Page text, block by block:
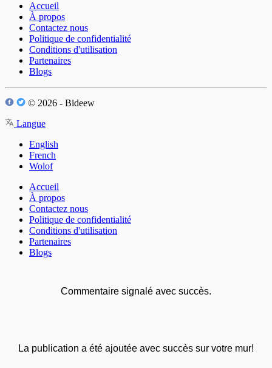
Accueil
À propos
Contactez nous
Politique de confidentialité
Conditions d'utilisation
Partenaires
Blogs
© 2026 - Bideew
Langue
English
French
Wolof
Accueil
À propos
Contactez nous
Politique de confidentialité
Conditions d'utilisation
Partenaires
Blogs
Commentaire signalé avec succès.
La publication a été ajoutée avec succès sur votre mur!